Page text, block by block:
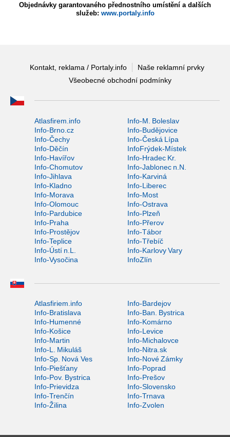
Objednávky garantovaného přednostního umístění a dalších
služeb: www.portaly.info
Kontakt, reklama / Portaly.info
Naše reklamní prvky
Všeobecné obchodní podmínky
Atlasfirem.info
Info-M. Boleslav
Info-Brno.cz
Info-Budějovice
Info-Čechy
Info-Česká Lípa
Info-Děčín
InfoFrýdek-Místek
Info-Havířov
Info-Hradec Kr.
Info-Chomutov
Info-Jablonec n.N.
Info-Jihlava
Info-Karviná
Info-Kladno
Info-Liberec
Info-Morava
Info-Most
Info-Olomouc
Info-Ostrava
Info-Pardubice
Info-Plzeň
Info-Praha
Info-Přerov
Info-Prostějov
Info-Tábor
Info-Teplice
Info-Třebíč
Info-Ústí n.L.
Info-Karlovy Vary
Info-Vysočina
InfoZlín
Atlasfiriem.info
Info-Bardejov
Info-Bratislava
Info-Ban. Bystrica
Info-Humenné
Info-Komárno
Info-Košice
Info-Levice
Info-Martin
Info-Michalovce
Info-L. Mikuláš
Info-Nitra.sk
Info-Sp. Nová Ves
Info-Nové Zámky
Info-Piešťany
Info-Poprad
Info-Pov. Bystrica
Info-Prešov
Info-Prievidza
Info-Slovensko
Info-Trenčín
Info-Trnava
Info-Žilina
Info-Zvolen